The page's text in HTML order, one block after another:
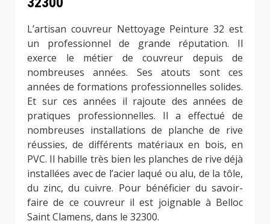
L’artisan couvreur Nettoyage Peinture 32 est
un professionnel de grande réputation. Il
exerce le métier de couvreur depuis de
nombreuses années. Ses atouts sont ces
années de formations professionnelles solides.
Et sur ces années il rajoute des années de
pratiques professionnelles. Il a effectué de
nombreuses installations de planche de rive
réussies, de différents matériaux en bois, en
PVC. Il habille très bien les planches de rive déjà
installées avec de l’acier laqué ou alu, de la tôle,
du zinc, du cuivre. Pour bénéficier du savoir-
faire de ce couvreur il est joignable à Belloc
Saint Clamens, dans le 32300.